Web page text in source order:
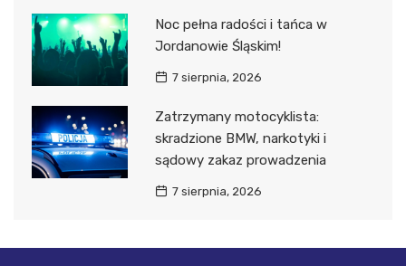
Noc pełna radości i tańca w
Jordanowie Śląskim!
7 sierpnia, 2026
Zatrzymany motocyklista:
skradzione BMW, narkotyki i
sądowy zakaz prowadzenia
7 sierpnia, 2026